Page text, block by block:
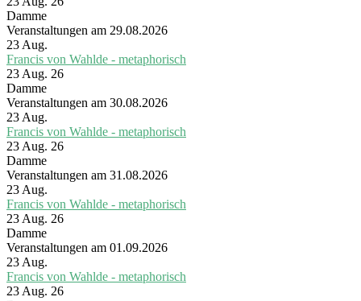
Damme
Veranstaltungen am 29.08.2026
23 Aug.
Francis von Wahlde - metaphorisch
23 Aug. 26
Damme
Veranstaltungen am 30.08.2026
23 Aug.
Francis von Wahlde - metaphorisch
23 Aug. 26
Damme
Veranstaltungen am 31.08.2026
23 Aug.
Francis von Wahlde - metaphorisch
23 Aug. 26
Damme
Veranstaltungen am 01.09.2026
23 Aug.
Francis von Wahlde - metaphorisch
23 Aug. 26